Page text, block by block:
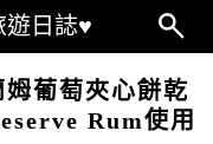
遊日誌♥
葡萄夾心餅乾
Rum使用